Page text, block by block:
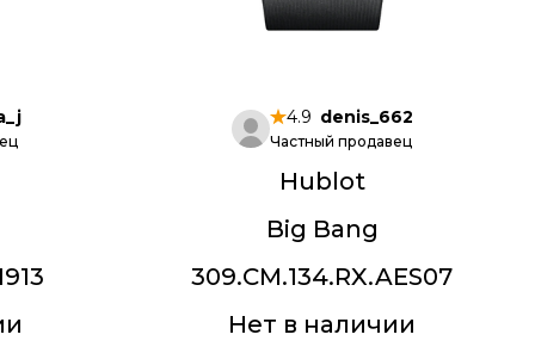
4.9 denis_662
Частный продавец
Hublot
Big Bang
309.CM.134.RX.AES07
Нет в наличии